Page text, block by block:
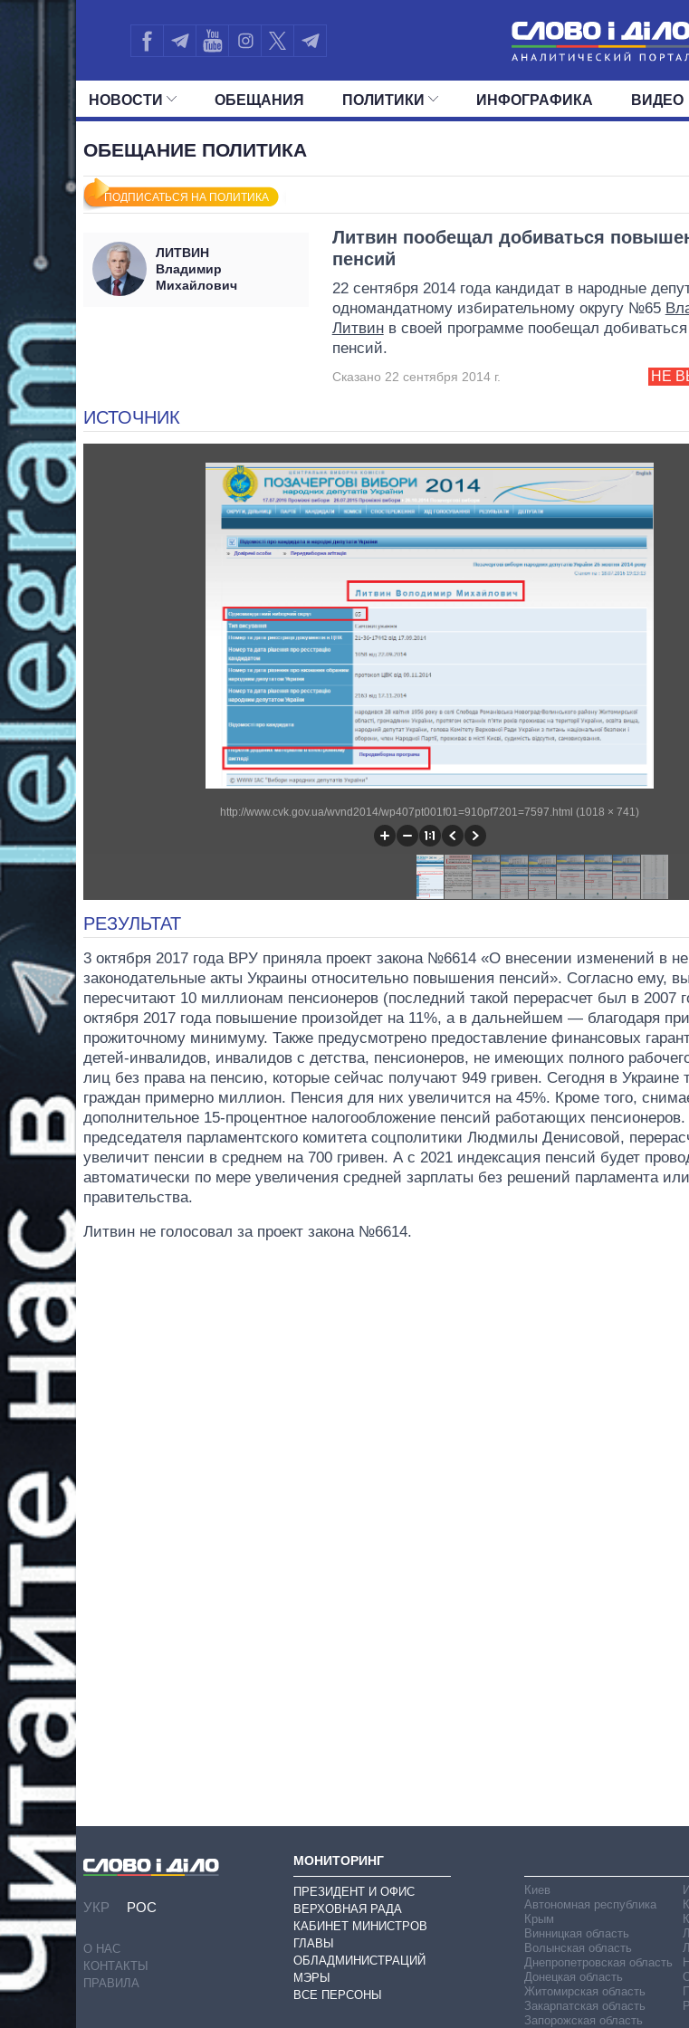
НОВОСТИ ОБЕЩАНИЯ ПОЛИТИКИ ИНФОГРАФИКА ВИДЕО
ОБЕЩАНИЕ ПОЛИТИКА
ПОДПИСАТЬСЯ НА ПОЛИТИКА
ЛИТВИН
Владимир
Михайлович
Литвин пообещал добиваться
пенсий
22 сентября 2014 года кандидат в народные
одномандатному избирательному округу №65
Литвинв своей программе пообещал
пенсий.
НЕ
Сказано 22 сентября 2014 г.
ИСТОЧНИК
http://www.cvk.gov.ua/wvnd2014/wp407pt001f01=910pf7201=7597.html (1018 × 741)
РЕЗУЛЬТАТ
3 октября 2017 года ВРУ приняла проект закона №6614 «О внесении изменений в
законодательные акты Украины относительно повышения пенсий». Согласно ему,
пересчитают 10 миллионам пенсионеров (последний такой перерасчет был в 2007
октября 2017 года повышение произойдет на 11%, а в дальнейшем — благодаря
прожиточному минимуму. Также предусмотрено предоставление финансовых
детей-инвалидов, инвалидов с детства, пенсионеров, не имеющих полного
лиц без права на пенсию, которые сейчас получают 949 гривен. Сегодня в Украине
граждан примерно миллион. Пенсия для них увеличится на 45%. Кроме того,
дополнительное 15-процентное налогообложение пенсий работающих
председателя парламентского комитета соцполитики Людмилы Денисовой,
увеличит пенсии в среднем на 700 гривен. А с 2021 индексация пенсий будет
автоматически по мере увеличения средней зарплаты без решений парламента или
правительства.
Литвин не голосовал за проект закона №6614.
УКР РОС
О НАС
КОНТАКТЫ
ПРАВИЛА
МОНИТОРИНГ
ПРЕЗИДЕНТ И ОФИС
ВЕРХОВНАЯ РАДА
КАБИНЕТ МИНИСТРОВ
ГЛАВЫ
ОБЛАДМИНИСТРАЦИЙ
МЭРЫ
ВСЕ ПЕРСОНЫ
Киев
Автономная республика
Крым
Винницкая область
Волынская область
Днепропетровская область
Донецкая область
Житомирская область
Закарпатская область
Запорожская область